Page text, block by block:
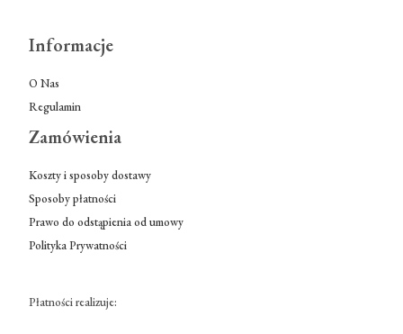
Informacje
O Nas
Regulamin
Zamówienia
Koszty i sposoby dostawy
Sposoby płatności
Prawo do odstąpienia od umowy
Polityka Prywatności
Płatności realizuje: